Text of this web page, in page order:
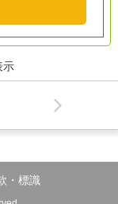
示
・標識